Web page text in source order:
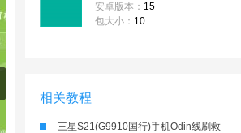
文件夹修复 解system
分区 功能增强
安卓版本： 15
包大小： 10
相关教程
三星S21(G9910国行)手机Odin线刷救